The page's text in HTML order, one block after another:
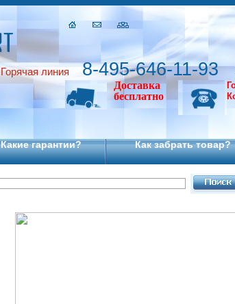
Горячая линия 8-495-646-11-93
Доставка
бесплатно
Какие гарантии? Как забрать товар?